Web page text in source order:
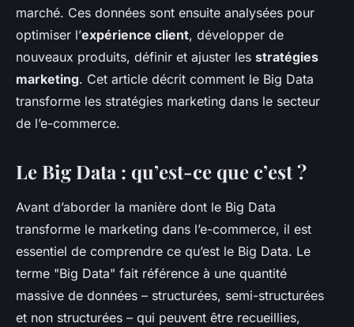
marché. Ces données sont ensuite analysées pour
optimiser l’expérience client, développer de
nouveaux produits, définir et ajuster les stratégies
marketing. Cet article décrit comment le Big Data
transforme les stratégies marketing dans le secteur
de l’e-commerce.
Le Big Data : qu’est-ce que c’est ?
Avant d’aborder la manière dont le Big Data
transforme le marketing dans l’e-commerce, il est
essentiel de comprendre ce qu’est le Big Data. Le
terme "Big Data" fait référence à une quantité
massive de données – structurées, semi-structurées
et non structurées – qui peuvent être recueillies,